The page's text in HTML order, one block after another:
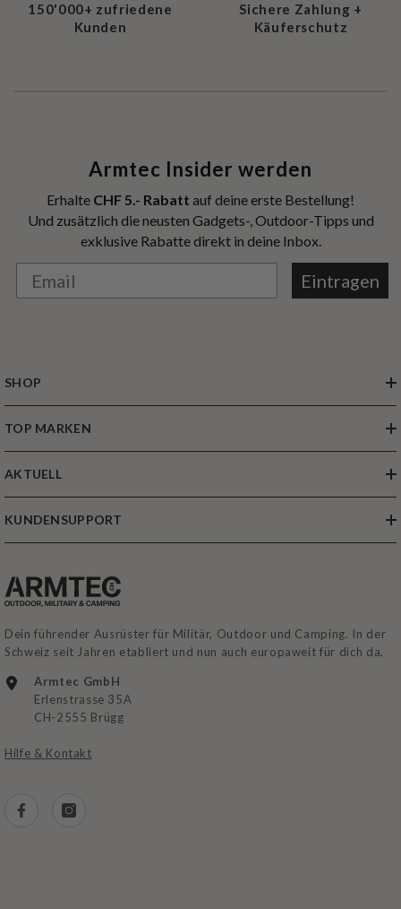
150'000+ zufriedene
Kunden
Sichere Zahlung +
Käuferschutz
Armtec Insider werden
Erhalte CHF 5.- Rabatt auf deine erste Bestellung!
Und zusätzlich die neusten Gadgets-, Outdoor-Tipps und
exklusive Rabatte direkt in deine Inbox.
Eintragen
SHOP
TOP MARKEN
AKTUELL
KUNDENSUPPORT
Dein führender Ausrüster für Militär, Outdoor und Camping. In der
Schweiz seit Jahren etabliert und nun auch europaweit für dich da.
Armtec GmbH
Erlenstrasse 35A
CH-2555 Brügg
Hilfe & Kontakt